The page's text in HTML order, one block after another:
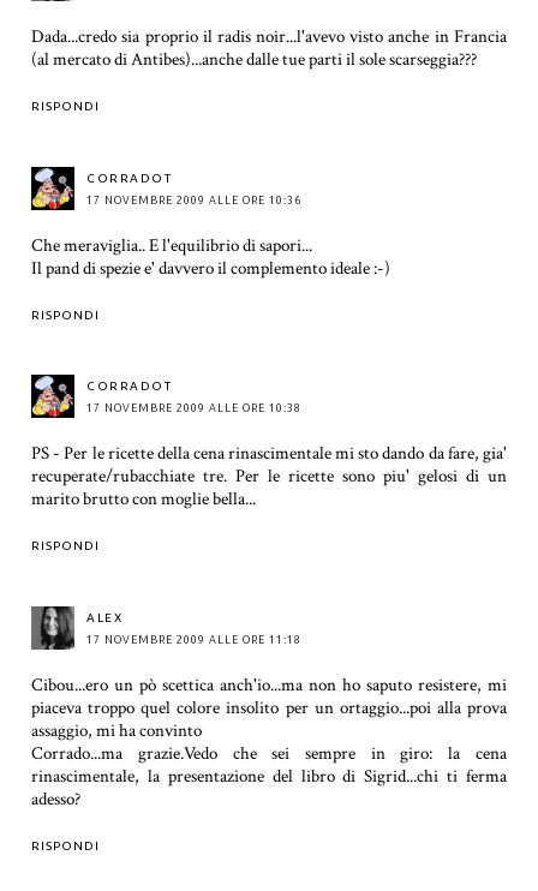
Dada...credo sia proprio il radis noir...l'avevo visto anche in Francia
(al mercato di Antibes)...anche dalle tue parti il sole scarseggia???
RISPONDI
CORRADOT
17 NOVEMBRE 2009 ALLE ORE 10:36
Che meraviglia.. E l'equilibrio di sapori...
Il pand di spezie e' davvero il complemento ideale :-)
RISPONDI
CORRADOT
17 NOVEMBRE 2009 ALLE ORE 10:38
PS - Per le ricette della cena rinascimentale mi sto dando da fare, gia'
recuperate/rubacchiate tre. Per le ricette sono piu' gelosi di un
marito brutto con moglie bella...
RISPONDI
ALEX
17 NOVEMBRE 2009 ALLE ORE 11:18
Cibou...ero un pò scettica anch'io...ma non ho saputo resistere, mi
piaceva troppo quel colore insolito per un ortaggio...poi alla prova
assaggio, mi ha convinto
Corrado...ma grazie.Vedo che sei sempre in giro: la cena
rinascimentale, la presentazione del libro di Sigrid...chi ti ferma
adesso?
RISPONDI